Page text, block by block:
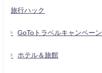
旅行ハック
GoToトラベルキャンペーン
ホテル＆旅館